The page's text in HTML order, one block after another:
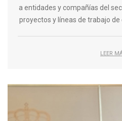
a entidades y compañías del
proyectos y líneas de trabajo de
LEER